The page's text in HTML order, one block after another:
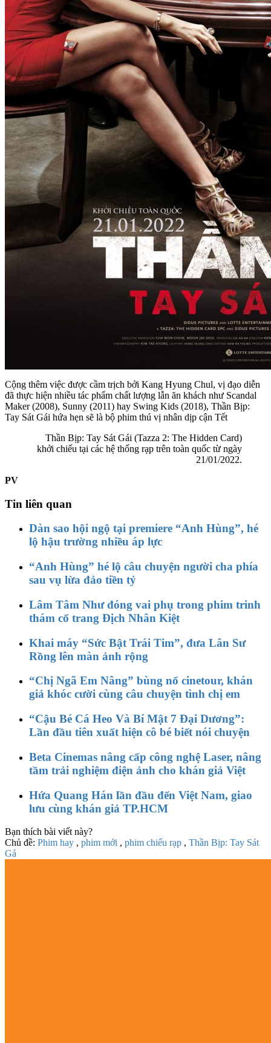
Cộng thêm việc được cầm trịch bởi Kang Hyung Chul, vị đạo diễn
đã thực hiện nhiều tác phẩm chất lượng lẫn ăn khách như Scandal
Maker (2008), Sunny (2011) hay Swing Kids (2018), Thần Bịp:
Tay Sát Gái hứa hẹn sẽ là bộ phim thú vị nhân dịp cận Tết
Thần Bịp: Tay Sát Gái (Tazza 2: The Hidden Card)
khởi chiếu tại các hệ thống rạp trên toàn quốc từ ngày
21/01/2022.
PV
Tin liên quan
Dàn sao hội ngộ tại premiere “Anh Hùng”, hé
lộ hậu trường nhiều áp lực
“Anh Hùng” hé lộ câu chuyện người cha phía
sau vụ lừa đảo tiền tỷ
Lâm Tâm Như đóng vai phụ trong phim trinh
thám cổ trang Địch Nhân Kiệt
Khai máy “Sức Bật Trái Tim”, đưa Lân Sư
Rồng lên màn ảnh rộng
“Chị Ngã Em Nâng” bùng nổ cinetour, khán
giả khóc cười cùng câu chuyện tình chị em
“Cậu Bé Cá Heo Và Bí Mật 7 Đại Dương”:
Lần đầu tiên xuất hiện cô bé biết nói chuyện
Beta Cinemas nâng cấp công nghệ Laser, nâng
tầm trải nghiệm điện ảnh cho khán giả Việt
Hứa Quang Hán lần đầu đến Việt Nam, giao
lưu cùng khán giả TP.HCM
Bạn thích bài viết này?
Chủ đề: Phim hay , phim mới , phim chiếu rạp , Thần Bịp: Tay Sát
Gá